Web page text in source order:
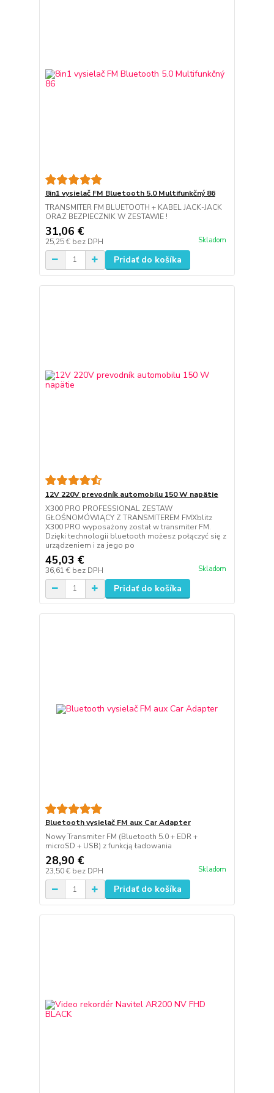
8in1 vysielač FM Bluetooth 5.0 Multifunkčný 86
TRANSMITER FM BLUETOOTH + KABEL JACK-JACK
ORAZ BEZPIECZNIK W ZESTAWIE !
31,06 €
25,25 € bez DPH Skladom
Pridať do košíka
12V 220V prevodník automobilu 150 W napätie
X300 PRO PROFESSIONAL ZESTAW
GŁOŚNOMÓWIĄCY Z TRANSMITEREM FMXblitz
X300 PRO wyposażony został w transmiter FM.
Dzięki technologii bluetooth możesz połączyć się z
urządzeniem i za jego po
45,03 €
36,61 € bez DPH Skladom
Pridať do košíka
Bluetooth vysielač FM aux Car Adapter
Nowy Transmiter FM (Bluetooth 5.0 + EDR +
microSD + USB) z funkcją ładowania
28,90 €
23,50 € bez DPH Skladom
Pridať do košíka